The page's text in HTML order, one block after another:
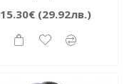
15.30€(29.92лв.)